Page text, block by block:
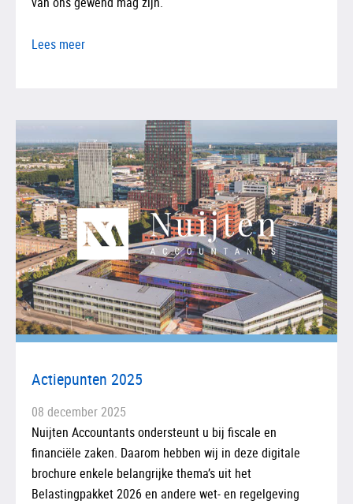
Lees meer
Actiepunten 2025
08 december 2025
Nuijten Accountants ondersteunt u bij fiscale en
financiële zaken. Daarom hebben wij in deze digitale
brochure enkele belangrijke thema’s uit het
Belastingpakket 2026 en andere wet- en regelgeving